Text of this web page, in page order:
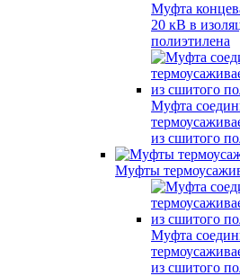
Муфта
20 кВ в
полиэтилена
Муфта
из сшитого
Муфты
Муфта
из сшитого